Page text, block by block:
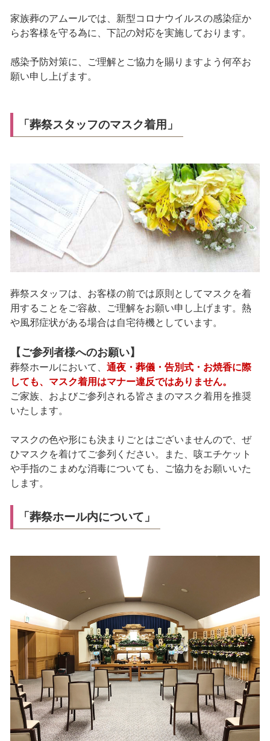
家族葬のアムールでは、新型コロナウイルスの感染症か
らお客様を守る為に、下記の対応を実施しております。
感染予防対策に、ご理解とご協力を賜りますよう何卒お
願い申し上げます。
「葬祭スタッフのマスク着用」
葬祭スタッフは、お客様の前では原則としてマスクを着
用することをご容赦、ご理解をお願い申し上げます。熱
や風邪症状がある場合は自宅待機としています。
【ご参列者様へのお願い】
葬祭ホールにおいて、 通夜・葬儀・告別式・お焼香に際
しても、マスク着用はマナー違反ではありません。
ご家族、およびご参列される皆さまのマスク着用を推奨
いたします。
マスクの色や形にも決まりごとはございませんので、ぜ
ひマスクを着けてご参列ください。また、咳エチケット
や手指のこまめな消毒についても、ご協力をお願いいた
します。
「葬祭ホール内について」